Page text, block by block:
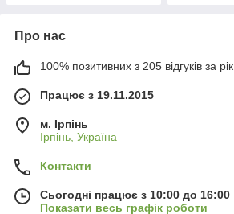
Про нас
100% позитивних з 205 відгуків за рік
Працює з 19.11.2015
м. Ірпінь
Ірпінь, Україна
Контакти
Сьогодні працює з 10:00 до 16:00
Показати весь графік роботи